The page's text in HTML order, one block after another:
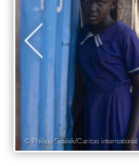
© Philipp Spalek/Caritas international